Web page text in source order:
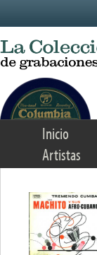
Inicio
Artistas